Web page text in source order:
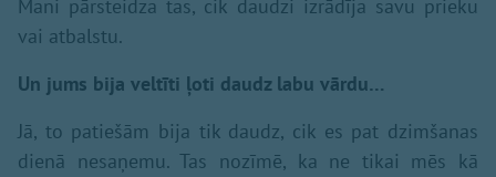
Mani pārsteidza tas, cik daudzi izrādīja savu prieku
vai atbalstu.
Un jums bija veltīti ļoti daudz labu vārdu…
Jā, to patiešām bija tik daudz, cik es pat dzimšanas
dienā nesaņemu. Tas nozīmē, ka ne tikai mēs kā